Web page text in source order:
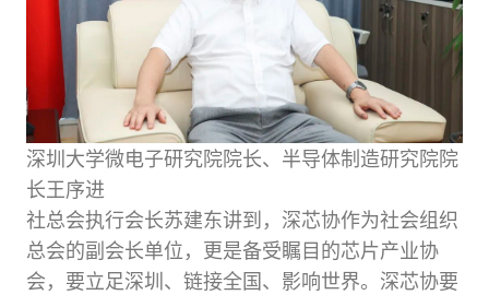
深圳大学微电子研究院院长、半导体制造研究院院
长王序进
社总会执行会长苏建东讲到，深芯协作为社会组织
总会的副会长单位，更是备受瞩目的芯片产业协
会，要立足深圳、链接全国、影响世界。深芯协要